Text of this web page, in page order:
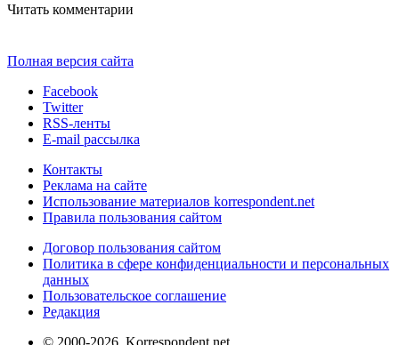
Читать комментарии
Полная версия сайта
Facebook
Twitter
RSS-ленты
E-mail рассылка
Контакты
Реклама на сайте
Использование материалов korrespondent.net
Правила пользования сайтом
Договор пользования сайтом
Политика в сфере конфиденциальности и персональных
данных
Пользовательское соглашение
Редакция
© 2000-2026, Korrespondent.net